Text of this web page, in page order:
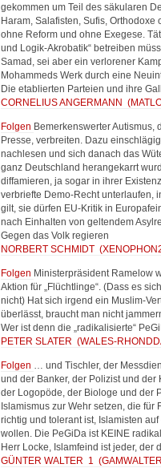
gekommen um Teil des säkularen
Haram, Salafisten, Sufis,
ohne Reform und ohne Exegese.
und Logik-Akrobatik“ betreiben
Samad, sei aber ein verlorener
Mohammeds Werk durch eine
Die etablierten Parteien und ihre
CORNELIUS ANGERMANN (
Folgen Bemerkenswerter Autismus,
Presse, verbreiten. Dazu
nachlesen und sich danach das
ganz Deutschland herangekarrt
diffamieren, ja sogar in ihrer
verbriefte Demo-Recht unterlaufen,
gilt, sie dürfen EU-Kritik in
nach Einhalten von geltendem
Gegen das Volk regieren
NORBERT SCHMIDT (
Folgen Ministerpräsident Ramelow
Aktion für „Flüchtlinge“. (Dass es
nicht) Hat sich irgend ein Muslim-
überlässt, braucht man nicht
Wer ist denn die „radikalisierte“
PETER SLATER (WALES-
Folgen … und Tischler, der
und der Banker, der Polizist und
der Logopöde, der Biologe und der
Islamismus zur Wehr setzen, die
richtig und tolerant ist, Islamisten
wollen. Die PeGiDa ist KEINE
Herr Locke, Islamfeind ist jeder,
GÜNTER WALTER 1 (GAMWALTER